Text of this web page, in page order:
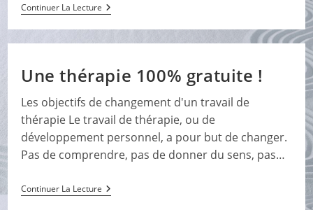
Continuer La LectureMessage
Aux
Surefficients
:
Les
Jumeaux,
Les
Vies
Antérieures…
Une thérapie 100% gratuite !
Les objectifs de changement d'un travail de
thérapie Le travail de thérapie, ou de
développement personnel, a pour but de changer.
Pas de comprendre, pas de donner du sens, pas…
Continuer La LectureUne
Thérapie